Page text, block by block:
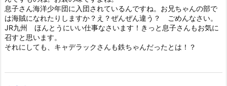
息子さん海洋少年団に入団されているんですね。お兄ちゃんの部で
は海賊になれたりしますか？え？ぜんぜん違う？ ごめんなさい。
JR九州 ほんとうにいい仕事なさいます！きっと息子さんもお気に
召すと思います。
それにしても、キャデラックさんも鉄ちゃんだったとは！？